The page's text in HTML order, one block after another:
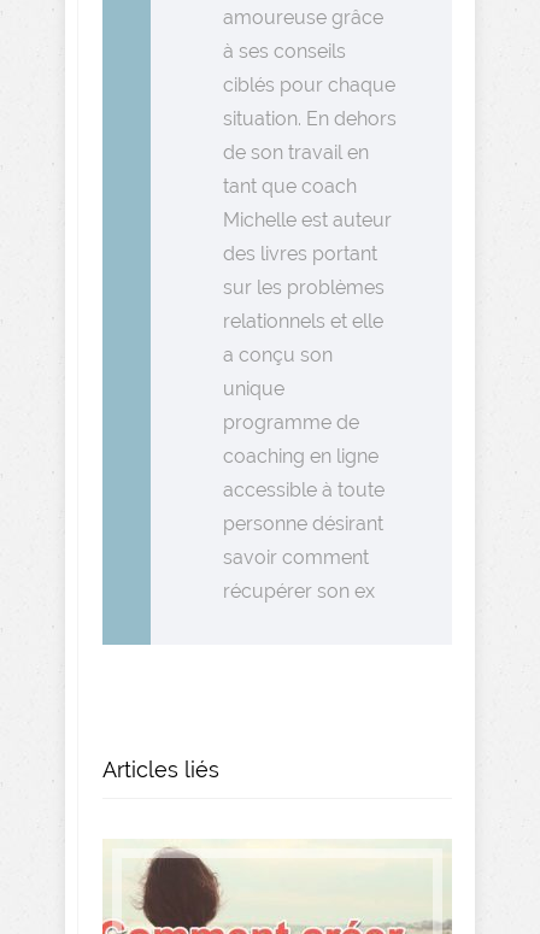
amoureuse grâce
à ses conseils
ciblés pour chaque
situation. En dehors
de son travail en
tant que coach
Michelle est auteur
des livres portant
sur les problèmes
relationnels et elle
a conçu son
unique
programme de
coaching en ligne
accessible à toute
personne désirant
savoir comment
récupérer son ex
Articles liés